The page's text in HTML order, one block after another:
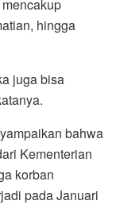
hingga
juga bisa
bahwa
Kementerian
korban
pada Januari